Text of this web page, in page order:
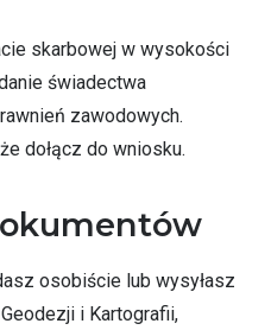
skarbowej w wysokości
świadectwa
zawodowych.
dołącz do wniosku.
osobiście lub wysyłasz
i Kartografii,